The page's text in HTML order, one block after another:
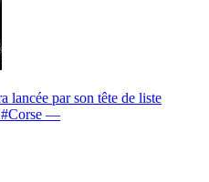
lancée par son tête de liste
#Corse —